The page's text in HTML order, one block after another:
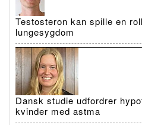
Testosteron kan spille en
lungesygdom
Dansk studie udfordrer
kvinder med astma